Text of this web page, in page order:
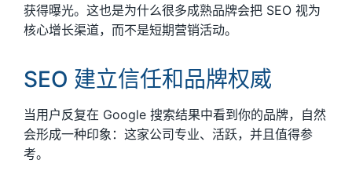
获得曝光。这也是为什么很多成熟品牌会把 SEO 视为
核心增长渠道，而不是短期营销活动。
SEO 建立信任和品牌权威
当用户反复在 Google 搜索结果中看到你的品牌，自然
会形成一种印象：这家公司专业、活跃，并且值得参
考。